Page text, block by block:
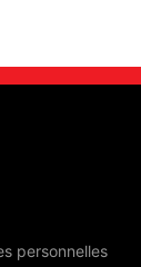
personnelles